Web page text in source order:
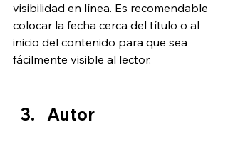
visibilidad en línea. Es recomendable
colocar la fecha cerca del título o al
inicio del contenido para que sea
fácilmente visible al lector.
Autor